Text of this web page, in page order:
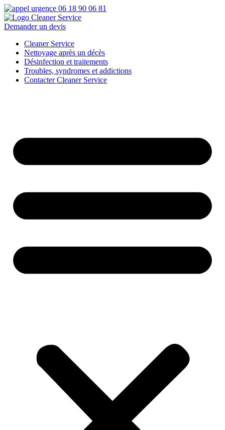
Aller
au
contenu
Demander un devis
Cleaner Service
Nettoyage après un décès
Désinfection et traitements
Troubles, syndromes et addictions
Contacter Cleaner Service